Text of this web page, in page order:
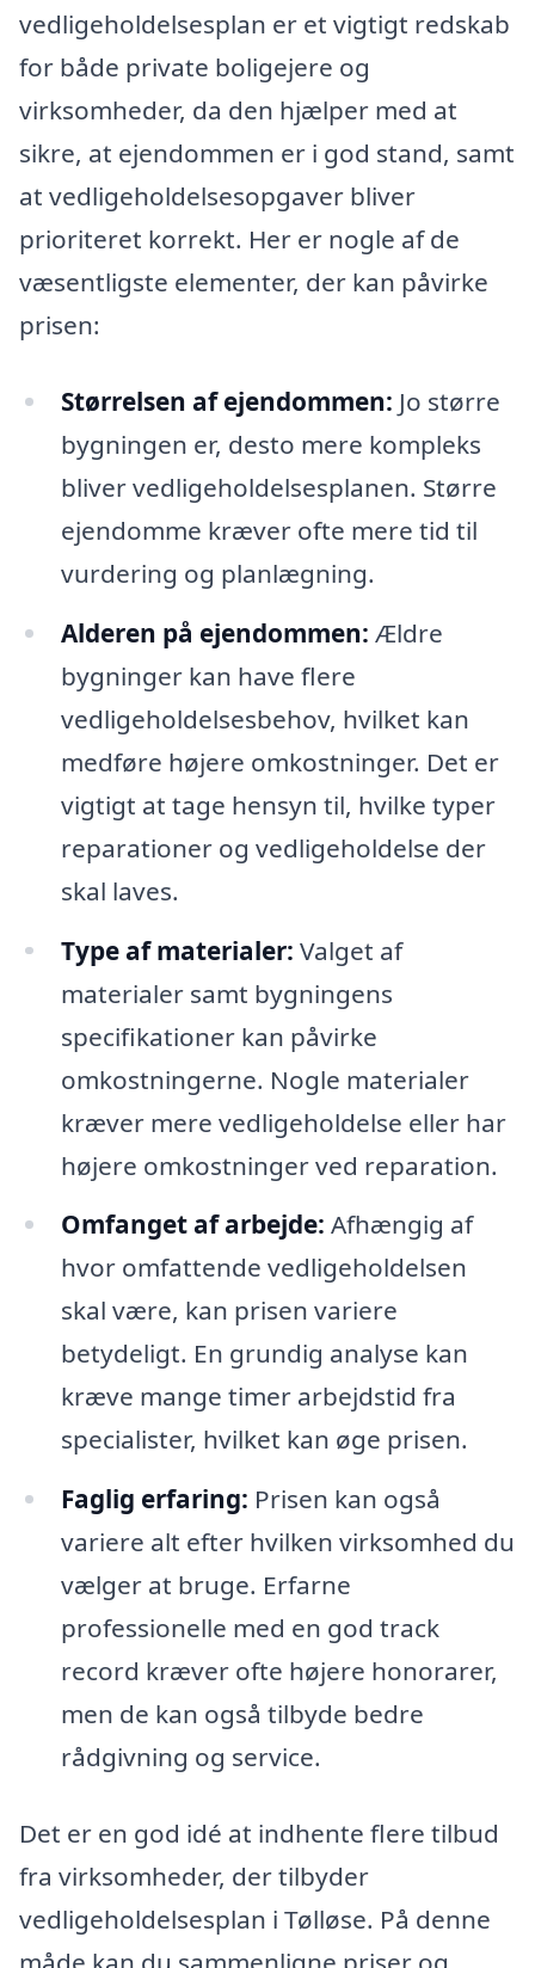
vedligeholdelsesplan er et vigtigt redskab
for både private boligejere og
virksomheder, da den hjælper med at
sikre, at ejendommen er i god stand, samt
at vedligeholdelsesopgaver bliver
prioriteret korrekt. Her er nogle af de
væsentligste elementer, der kan påvirke
prisen:
Størrelsen af ejendommen: Jo større
bygningen er, desto mere kompleks
bliver vedligeholdelsesplanen. Større
ejendomme kræver ofte mere tid til
vurdering og planlægning.
Alderen på ejendommen: Ældre
bygninger kan have flere
vedligeholdelsesbehov, hvilket kan
medføre højere omkostninger. Det er
vigtigt at tage hensyn til, hvilke typer
reparationer og vedligeholdelse der
skal laves.
Type af materialer: Valget af
materialer samt bygningens
specifikationer kan påvirke
omkostningerne. Nogle materialer
kræver mere vedligeholdelse eller har
højere omkostninger ved reparation.
Omfanget af arbejde: Afhængig af
hvor omfattende vedligeholdelsen
skal være, kan prisen variere
betydeligt. En grundig analyse kan
kræve mange timer arbejdstid fra
specialister, hvilket kan øge prisen.
Faglig erfaring: Prisen kan også
variere alt efter hvilken virksomhed du
vælger at bruge. Erfarne
professionelle med en god track
record kræver ofte højere honorarer,
men de kan også tilbyde bedre
rådgivning og service.
Det er en god idé at indhente flere tilbud
fra virksomheder, der tilbyder
vedligeholdelsesplan i Tølløse. På denne